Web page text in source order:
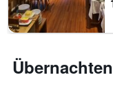
Tage
vor
dem
anzeigt
Das